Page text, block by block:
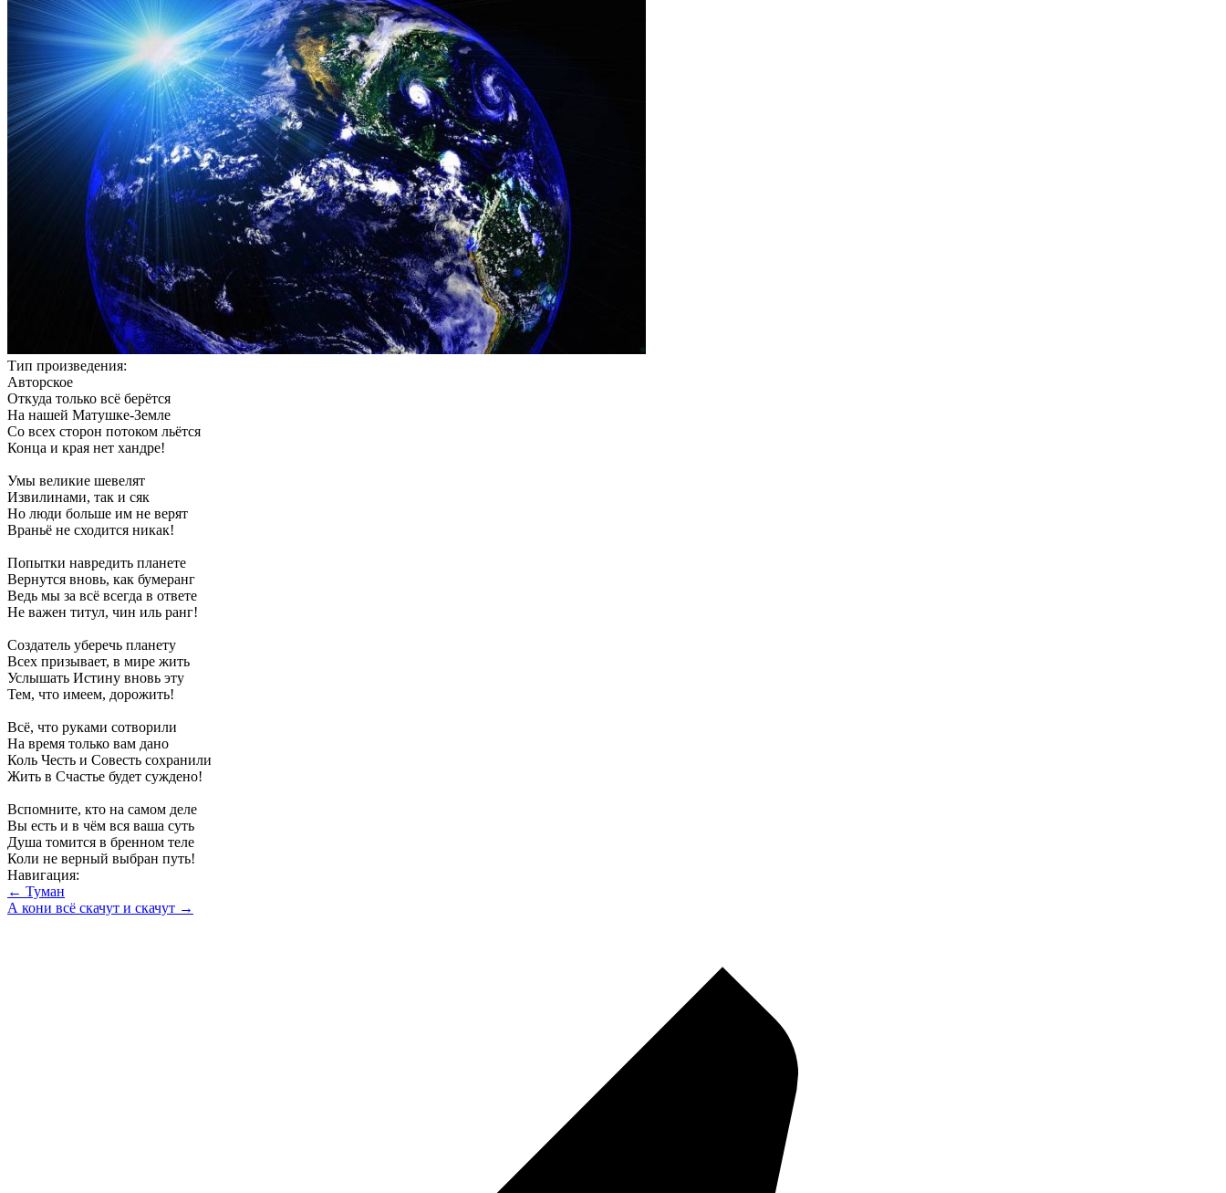
Тип произведения:
Авторское
Откуда только всё берётся
На нашей Матушке-Земле
Со всех сторон потоком льётся
Конца и края нет хандре!
Умы великие шевелят
Извилинами, так и сяк
Но люди больше им не верят
Враньё не сходится никак!
Попытки навредить планете
Вернутся вновь, как бумеранг
Ведь мы за всё всегда в ответе
Не важен титул, чин иль ранг!
Создатель уберечь планету
Всех призывает, в мире жить
Услышать Истину вновь эту
Тем, что имеем, дорожить!
Всё, что руками сотворили
На время только вам дано
Коль Честь и Совесть сохранили
Жить в Счастье будет суждено!
Вспомните, кто на самом деле
Вы есть и в чём вся ваша суть
Душа томится в бренном теле
Коли не верный выбран путь!
Навигация:
← Туман
А кони всё скачут и скачут →